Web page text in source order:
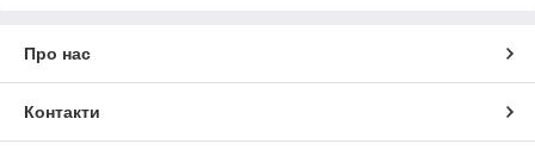
Про нас
Контакти